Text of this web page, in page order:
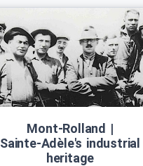
Mont‑Rolland |
Sainte‑Adèle's industrial
heritage